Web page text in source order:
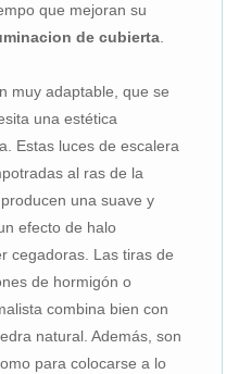
que mejoran su
de cubierta
muy adaptable, que se
una estética
Estas luces de escalera
al ras de la
una suave y
efecto de halo
cegadoras. Las tiras de
de hormigón o
combina bien con
natural. Además, son
para colocarse a lo